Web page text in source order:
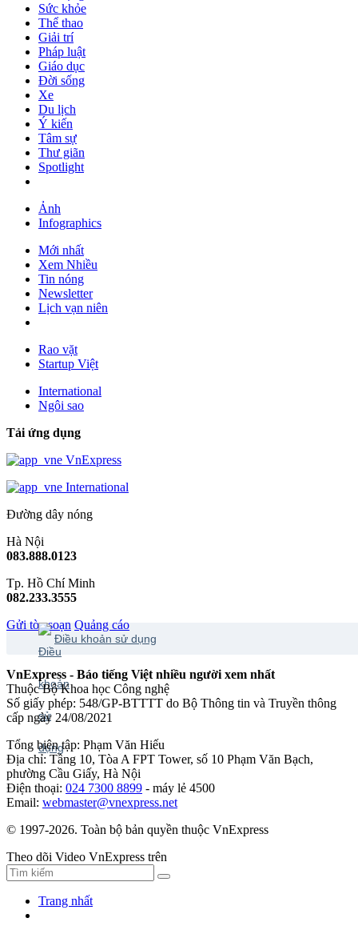
Sức khỏe
Thể thao
Giải trí
Pháp luật
Giáo dục
Đời sống
Xe
Du lịch
Ý kiến
Tâm sự
Thư giãn
Spotlight
Ảnh
Infographics
Mới nhất
Xem Nhiều
Tin nóng
Newsletter
Lịch vạn niên
Rao vặt
Startup Việt
International
Ngôi sao
Tải ứng dụng
VnExpress
International
Đường dây nóng
Hà Nội
083.888.0123
Tp. Hồ Chí Minh
082.233.3555
Gửi tòa soạn Quảng cáo
Điều khoản sử dụng
VnExpress - Báo tiếng Việt nhiều người xem nhất
Thuộc Bộ Khoa học Công nghệ
Số giấy phép: 548/GP-BTTTT do Bộ Thông tin và Truyền thông
cấp ngày 24/08/2021
Tổng biên tập: Phạm Văn Hiếu
Địa chỉ: Tầng 10, Tòa A FPT Tower, số 10 Phạm Văn Bạch,
phường Cầu Giấy, Hà Nội
Điện thoại: 024 7300 8899 - máy lẻ 4500
Email: webmaster@vnexpress.net
© 1997-2026. Toàn bộ bản quyền thuộc VnExpress
Theo dõi Video VnExpress trên
Trang nhất